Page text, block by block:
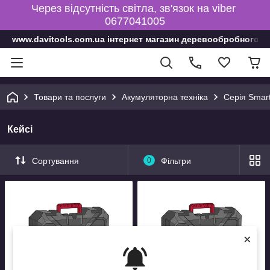
×
Через відсутність світла, зв'язок на viber
0677041005
www.davitools.com.ua інтернет магазин деревообробного
Товари та послуги Акумуляторна техніка Серія
Кейсі
Сортування 0 Фільтри